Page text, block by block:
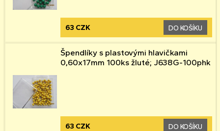
63 CZK DO KOŠÍKU
Špendlíky s plastovými hlavičkami
0,60x17mm 100ks žluté; J638G-100phk
63 CZK DO KOŠÍKU